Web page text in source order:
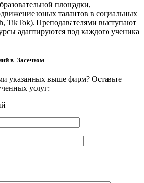
площадки,
юных талантов в социальных
TikTok). Преподавателями выступают
адаптируются под каждого ученика
в Засечном
указанных выше фирм? Оставьте
услуг: